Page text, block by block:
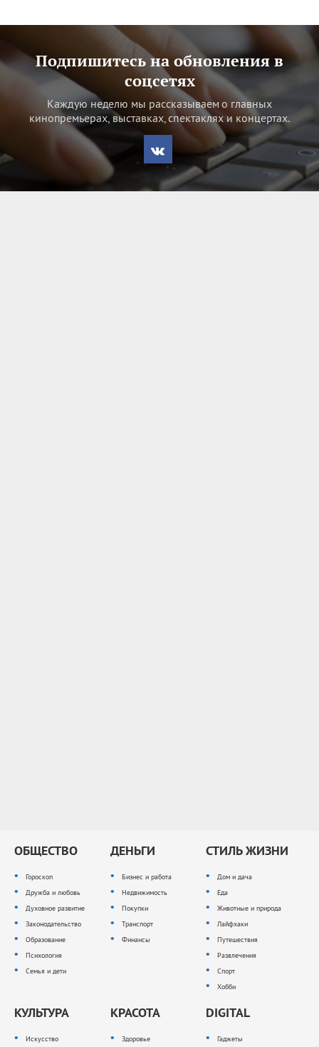
Подпишитесь на обновления в
соцсетях
Каждую неделю мы рассказываем о главных
кинопремьерах, выставках, спектаклях и концертах.
ОБЩЕСТВО
Гороскоп
Дружба и любовь
Духовное развитие
Законодательство
Образование
Психология
Семья и дети
ДЕНЬГИ
Бизнес и работа
Недвижимость
Покупки
Транспорт
Финансы
СТИЛЬ ЖИЗНИ
Дом и дача
Еда
Животные и природа
Лайфхаки
Путешествия
Развлечения
Спорт
Хобби
КУЛЬТУРА
Искусство
КРАСОТА
Здоровье
DIGITAL
Гаджеты